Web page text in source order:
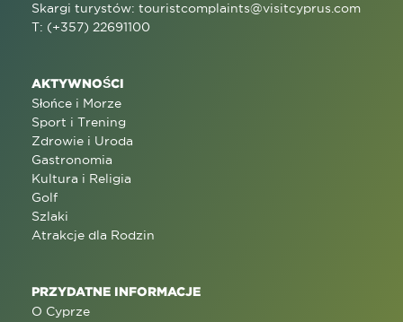
Skargi turystów: touristcomplaints@visitcyprus.com
T: (+357) 22691100
AKTYWNOŚCI
Słońce i Morze
Sport i Trening
Zdrowie i Uroda
Gastronomia
Kultura i Religia
Golf
Szlaki
Atrakcje dla Rodzin
PRZYDATNE INFORMACJE
O Cyprze